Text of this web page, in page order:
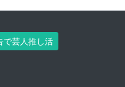
で芸人推し活